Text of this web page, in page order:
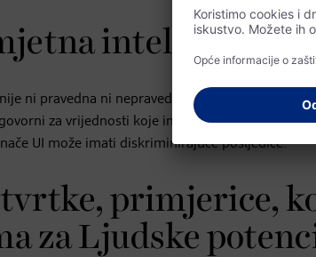
inteligencija
ni pravedna ni nepravedna, nego je ona
za vrijednosti koje ima i mi se među
UI može imati diskriminirajuće posljedice.
primjerice,
za Ljudske